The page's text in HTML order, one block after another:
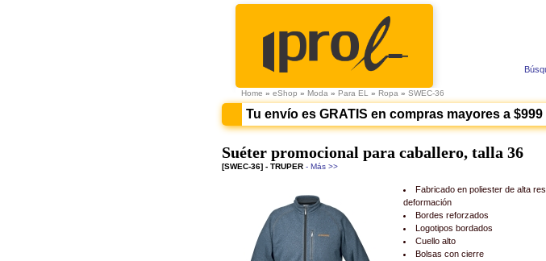
Home » eShop » Moda » Para EL » Ropa » SWEC-36
Tu envío es GRATIS en compras mayores a $999
Suéter promocional para caballero, talla 36
[SWEC-36] - TRUPER- Más >>
Fabricado en poliester de alta
deformación
Bordes reforzados
Logotipos bordados
Cuello alto
Bolsas con cierre